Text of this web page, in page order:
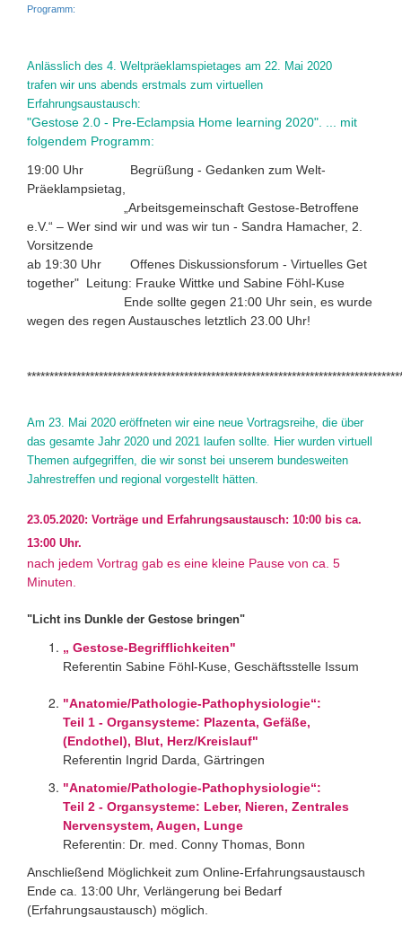
Programm:
Anlässlich des 4. Weltpräeklamspietages am 22. Mai 2020
trafen wir uns abends erstmals zum virtuellen
Erfahrungsaustausch:
"Gestose 2.0 - Pre-Eclampsia Home learning 2020". ... mit
folgendem Programm:
19:00 Uhr Begrüßung - Gedanken zum Welt-
Präeklampsietag,
„Arbeitsgemeinschaft Gestose-Betroffene
e.V.“ – Wer sind wir und was wir tun - Sandra Hamacher, 2.
Vorsitzende
ab 19:30 Uhr Offenes Diskussionsforum - Virtuelles Get
together" Leitung: Frauke Wittke und Sabine Föhl-Kuse
Ende sollte gegen 21:00 Uhr sein, es wurde
wegen des regen Austausches letztlich 23.00 Uhr!
Am 23. Mai 2020 eröffneten wir eine neue Vortragsreihe, die über
das gesamte Jahr 2020 und 2021 laufen sollte. Hier wurden virtuell
Themen aufgegriffen, die wir sonst bei unserem bundesweiten
Jahrestreffen und regional vorgestellt hätten.
23.05.2020: Vorträge und Erfahrungsaustausch: 10:00 bis ca.
13:00 Uhr.
nach jedem Vortrag gab es eine kleine Pause von ca. 5
Minuten.
"Licht ins Dunkle der Gestose bringen"
„ Gestose-Begrifflichkeiten"
Referentin Sabine Föhl-Kuse, Geschäftsstelle Issum
"Anatomie/Pathologie-Pathophysiologie“:
Teil 1 - Organsysteme: Plazenta, Gefäße,
(Endothel), Blut, Herz/Kreislauf"
Referentin Ingrid Darda, Gärtringen
"Anatomie/Pathologie-Pathophysiologie“:
Teil 2 - Organsysteme: Leber, Nieren, Zentrales
Nervensystem, Augen, Lunge
Referentin: Dr. med. Conny Thomas, Bonn
Anschließend Möglichkeit zum Online-Erfahrungsaustausch
Ende ca. 13:00 Uhr, Verlängerung bei Bedarf
(Erfahrungsaustausch) möglich.